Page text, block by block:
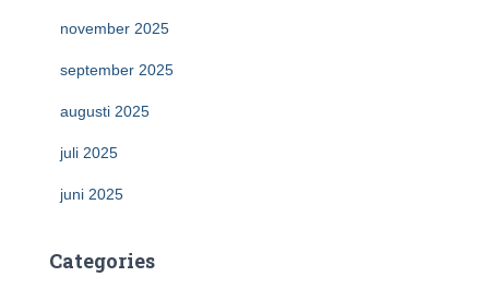
november 2025
september 2025
augusti 2025
juli 2025
juni 2025
Categories